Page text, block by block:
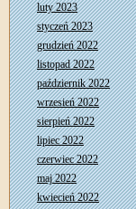
luty 2023
styczeń 2023
grudzień 2022
listopad 2022
październik 2022
wrzesień 2022
sierpień 2022
lipiec 2022
czerwiec 2022
maj 2022
kwiecień 2022